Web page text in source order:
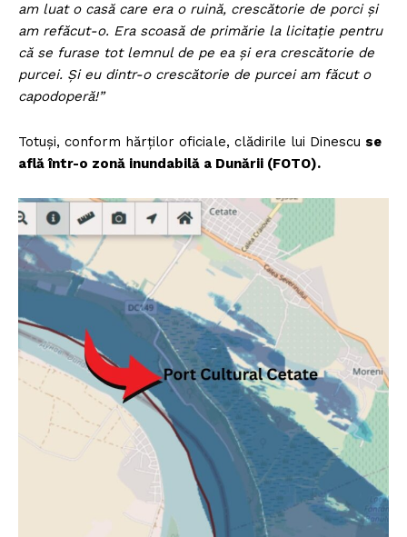
am luat o casă care era o ruină, crescătorie de porci și
am refăcut-o. Era scoasă de primărie la licitație pentru
că se furase tot lemnul de pe ea și era crescătorie de
purcei. Și eu dintr-o crescătorie de purcei am făcut o
capodoperă!”
Totuși, conform hărților oficiale, clădirile lui Dinescu se
află într-o zonă inundabilă a Dunării (FOTO).